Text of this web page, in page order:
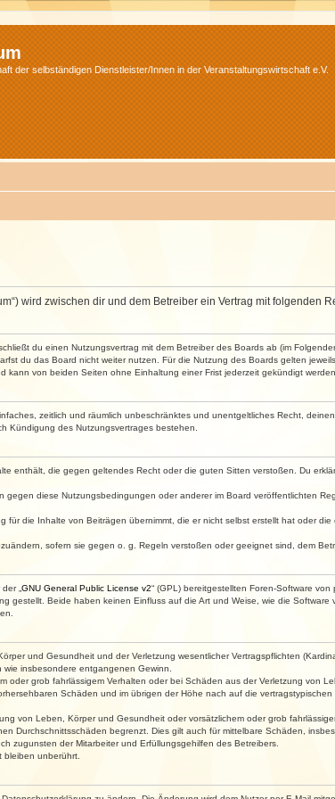
der selbständigen Dienstleister/Innen in der Veranstaltungswirtschaft e.V.
wird zwischen dir und dem Betreiber ein Vertrag mit folgenden
du einen Nutzungsvertrag mit dem Betreiber des Boards ab (im
du das Board nicht weiter nutzen. Für die Nutzung des Boards gelten
kann von beiden Seiten ohne Einhaltung einer Frist jederzeit gekündigt werden.
zeitlich und räumlich unbeschränktes und unentgeltliches Recht,
Kündigung des Nutzungsvertrages bestehen.
enthält, die gegen geltendes Recht oder die guten Sitten verstoßen. Du
gegen diese Nutzungsbedingungen oder anderer im Board veröffentlichten
für die Inhalte von Beiträgen übernimmt, die er nicht selbst erstellt hat oder
sofern sie gegen o. g. Regeln verstoßen oder geeignet sind, dem
„ GNU General Public License v2“ (GPL) bereitgestellten Foren-Software
gestellt. Beide haben keinen Einfluss auf die Art und Weise, wie die
und Gesundheit und der Verletzung wesentlicher Vertragspflichten
insbesondere entgangenen Gewinn.
oder grob fahrlässigem Verhalten oder bei Schäden aus der Verletzung von
Schäden und im übrigen der Höhe nach auf die
von Leben, Körper und Gesundheit oder vorsätzlichem oder grob
Durchschnittsschäden begrenzt. Dies gilt auch für mittelbare Schäden,
zugunsten der Mitarbeiter und Erfüllungsgehilfen des Betreibers.
unberührt.